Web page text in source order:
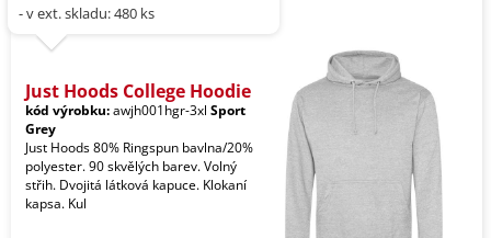
- v ext. skladu: 480 ks
Just Hoods College Hoodie
kód výrobku:awjh001hgr-3xl Sport
Grey
Just Hoods 80% Ringspun bavlna/20%
polyester. 90 skvělých barev. Volný
střih. Dvojitá látková kapuce. Klokaní
kapsa. Kul